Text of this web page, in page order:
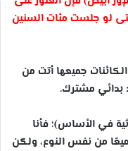
لو جلست مئات السنين
جميعها أتت من
بدائي مشترك.
في الأساس)؛ فأنا
من نفس النوع، ولكن